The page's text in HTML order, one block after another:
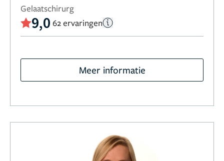
Gelaatschirurg
9,0 62 ervaringen
Meer informatie